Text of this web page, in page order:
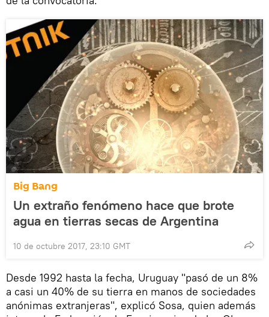
Big Bang
Un extraño fenómeno hace que brote
agua en tierras secas de Argentina
10 de octubre 2017, 23:10 GMT
Desde 1992 hasta la fecha, Uruguay "pasó de un 8%
a casi un 40% de su tierra en manos de sociedades
anónimas extranjeras", explicó Sosa, quien además